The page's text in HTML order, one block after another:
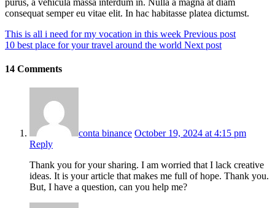
consequat semper eu vitae elit. In hac habitasse platea dictumst.
This is all i need for my vocation in this week Previous post
10 best place for your travel around the world Next post
14 Comments
conta binance October 19, 2024 at 4:15 pm
Reply
Thank you for your sharing. I am worried that I lack creative
ideas. It is your article that makes me full of hope. Thank you.
But, I have a question, can you help me?